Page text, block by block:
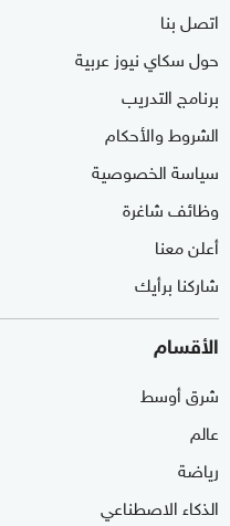
اتصل بنا
حول سكاي نيوز عربية
برنامج التدريب
الشروط والأحكام
سياسة الخصوصية
وظائف شاغرة
أعلن معنا
شاركنا برأيك
الأقسام
شرق أوسط
عالم
رياضة
الذكاء الاصطناعي